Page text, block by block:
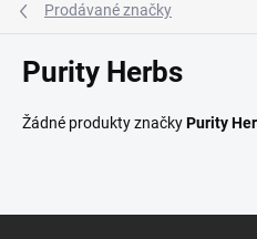
Prodávané značky
Purity Herbs
Žádné produkty značkyPurity